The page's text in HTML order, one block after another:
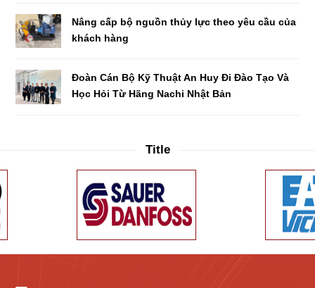
Nâng cấp bộ nguồn thủy lực theo yêu cầu của
khách hàng
Đoàn Cán Bộ Kỹ Thuật An Huy Đi Đào Tạo Và
Học Hỏi Từ Hãng Nachi Nhật Bản
Title